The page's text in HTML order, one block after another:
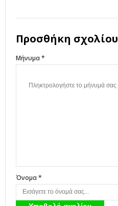
Προσθήκη σχολίου
Μήνυμα *
Όνομα *